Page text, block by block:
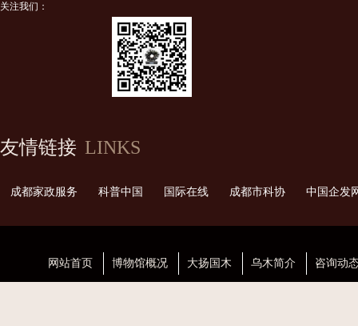
关注我们：
友情链接 LINKS
成都家政服务 科普中国 国际在线 成都市科协 中国企发
网站首页 博物馆概况 大扬国木 乌木简介 咨询动